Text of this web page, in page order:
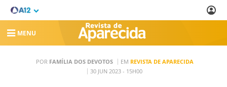
MENU
POR FAMÍLIA DOS DEVOTOS EM REVISTA DE APARECIDA
30 JUN 2023 - 15H00